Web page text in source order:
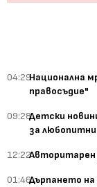
04:29Национална
правосъдие"
09:28Детски
за
12:22Авторитарен
01:46Дърпането на